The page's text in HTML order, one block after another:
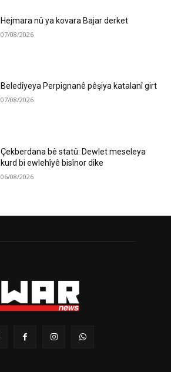
Hejmara nû ya kovara Bajar derket
07/08/2026
Beledîyeya Perpignanê pêşiya katalanî girt
07/08/2026
Çekberdana bê statû: Dewlet meseleya
kurd bi ewlehîyê bisînor dike
06/08/2026